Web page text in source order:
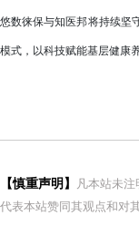
悠数徕保与知医邦将持续坚
模式，以科技赋能基层健康
【慎重声明】
凡本站未
代表本站赞同其观点和对